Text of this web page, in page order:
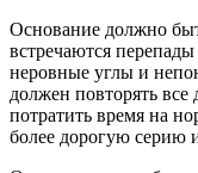
Основание должно
встречаются
неровные углы и
должен повторять
потратить время на
более дорогую серию